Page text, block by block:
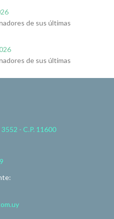
de sus últimas
de sus últimas
- C.P. 11600